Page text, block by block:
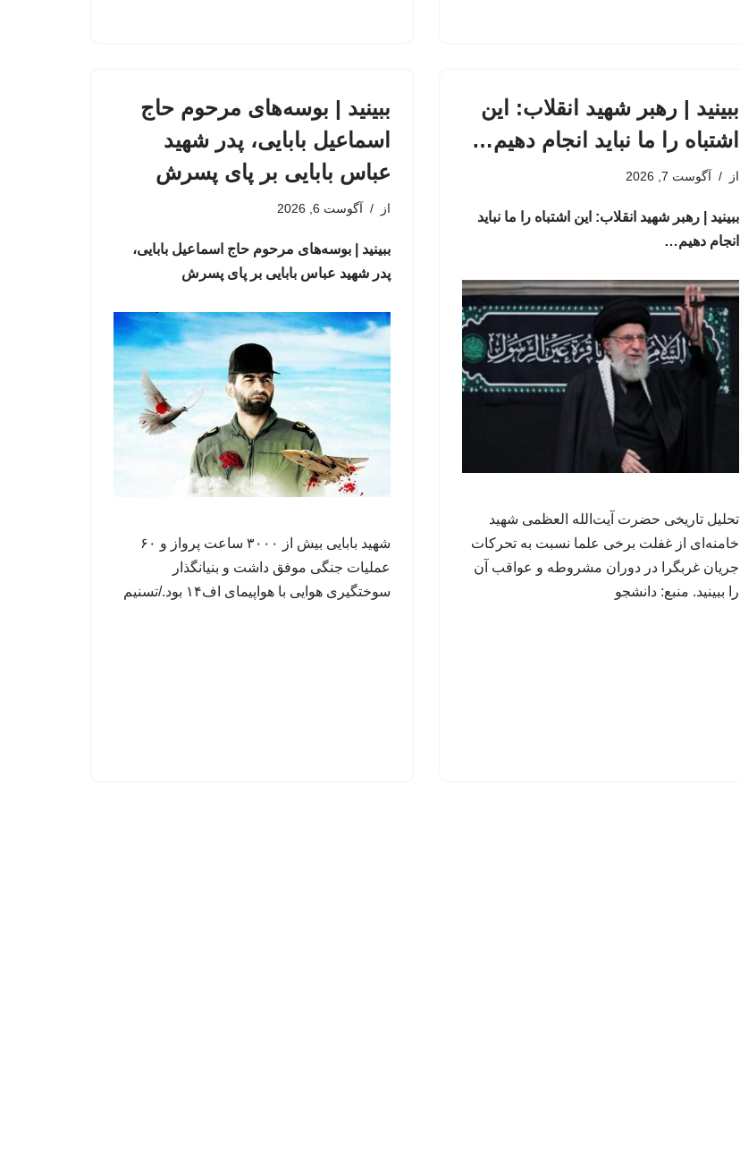
ببینید | رهبر شهید انقلاب: این
اشتباه را ما نباید انجام دهیم…
از آگوست 7, 2026
ببینید | رهبر شهید انقلاب: این اشتباه را ما نباید
انجام دهیم…
تحلیل تاریخی حضرت آیت‌الله العظمی شهید
خامنه‌ای از غفلت برخی علما نسبت به تحرکات
جریان غربگرا در دوران مشروطه و عواقب آن
را ببینید. منبع: دانشجو
ببینید | بوسه‌های مرحوم حاج
اسماعیل بابایی، پدر شهید
عباس بابایی بر پای پسرش
از آگوست 6, 2026
ببینید | بوسه‌های مرحوم حاج اسماعیل بابایی،
پدر شهید عباس بابایی بر پای پسرش
شهید بابایی بیش از ۳۰۰۰ ساعت پرواز و ۶۰
عملیات جنگی موفق داشت و بنیانگذار
سوختگیری هوایی با هواپیمای اف۱۴ بود./تسنیم